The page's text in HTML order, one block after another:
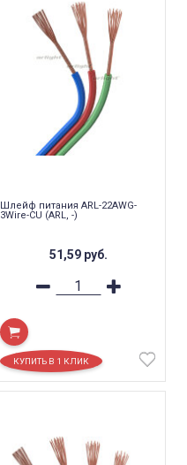
Шлейф питания ARL-22AWG-
3Wire-CU (ARL, -)
51,59 руб.